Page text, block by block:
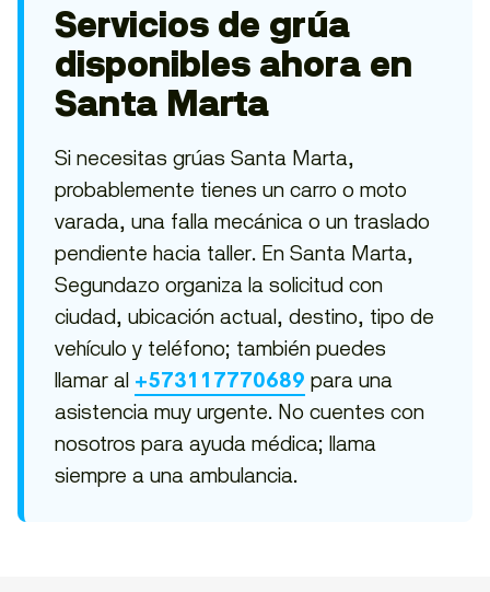
Servicios de grúa
disponibles ahora en
Santa Marta
Si necesitas grúas Santa Marta,
probablemente tienes un carro o moto
varada, una falla mecánica o un traslado
pendiente hacia taller. En Santa Marta,
Segundazo organiza la solicitud con
ciudad, ubicación actual, destino, tipo de
vehículo y teléfono; también puedes
llamar al +573117770689 para una
asistencia muy urgente. No cuentes con
nosotros para ayuda médica; llama
siempre a una ambulancia.